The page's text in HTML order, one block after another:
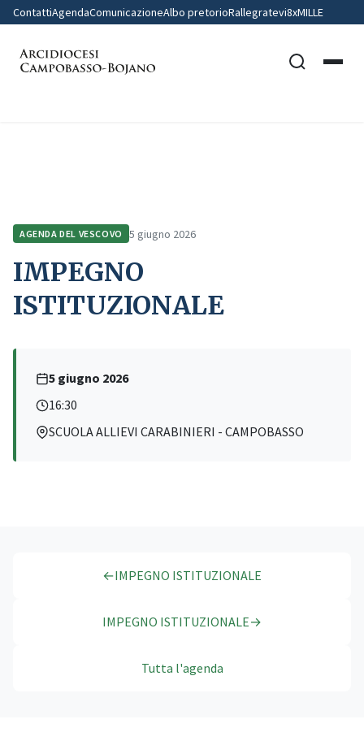
ContattiAgendaComunicazioneAlbo pretorioRallegratevi8xMILLE
AGENDA DEL VESCOVO 5 giugno 2026
IMPEGNO
ISTITUZIONALE
5 giugno 2026
16:30
SCUOLA ALLIEVI CARABINIERI - CAMPOBASSO
←IMPEGNO ISTITUZIONALE
IMPEGNO ISTITUZIONALE→
Tutta l'agenda